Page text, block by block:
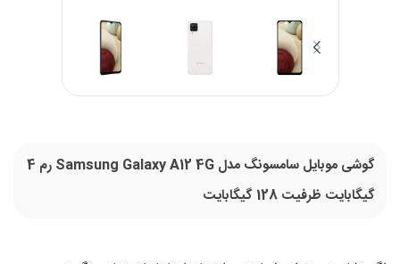
گوشی موبایل سامسونگ مدل Samsung Galaxy A12 4G رم 4
گیگابایت ظرفیت 128 گیگابایت